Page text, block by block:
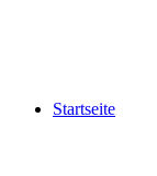
Startseite